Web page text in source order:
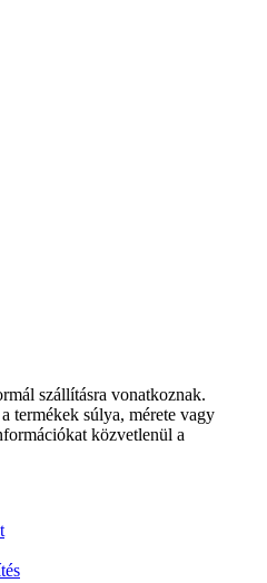
szállításra vonatkoznak.
termékek súlya, mérete vagy
közvetlenül a